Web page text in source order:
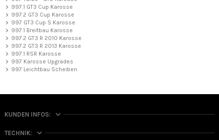
997.1 GT3 Cup Karosse
997.2 GT3 Cup Karosse
997 GT3 Cup S Karosse
997.1 Breitbau Karosse
997.2 GT3 R 2010 Karosse
997.2 GT3 R 2013 Karosse
997.1 RSR Karosse
997 Karosse Upgrades
997 Leichtbau Scheiben
KUNDEN INFOS:
TECHNIK: